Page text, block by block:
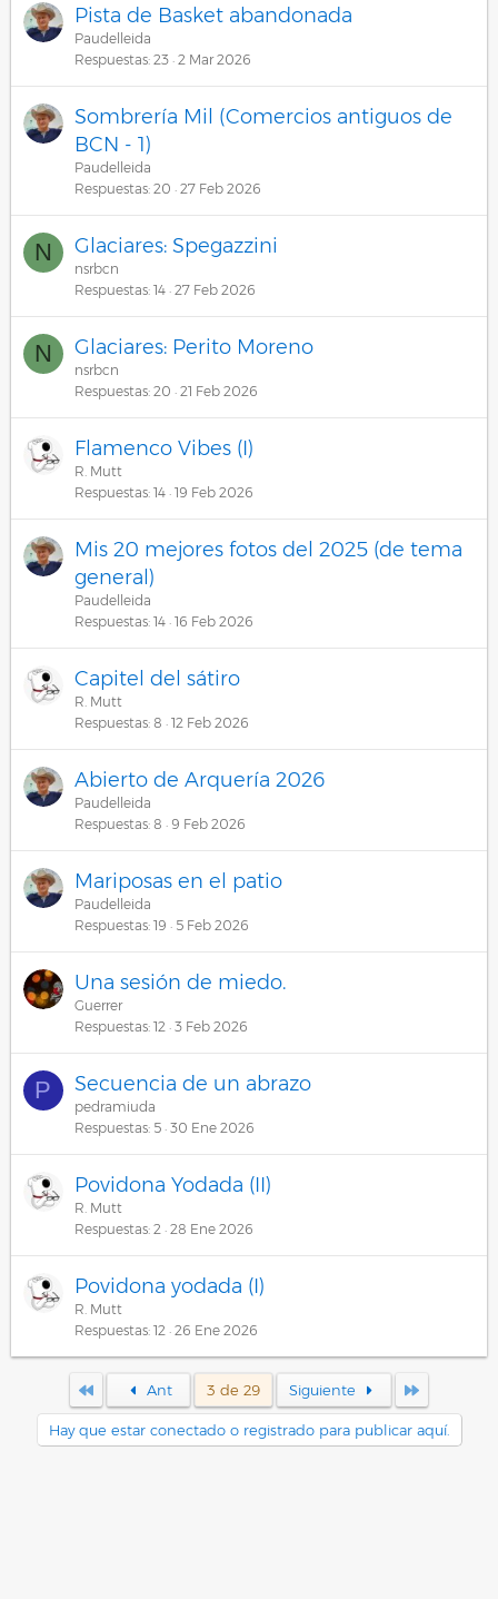
Pista de Basket abandonada
Paudelleida
Respuestas 23 2 Mar 2026
Sombrería Mil (Comercios antiguos de
BCN - 1)
Paudelleida
Respuestas 20 27 Feb 2026
N Glaciares: Spegazzini
nsrbcn
Respuestas 14 27 Feb 2026
N Glaciares: Perito Moreno
nsrbcn
Respuestas 20 21 Feb 2026
Flamenco Vibes (I)
R. Mutt
Respuestas 14 19 Feb 2026
Mis 20 mejores fotos del 2025 (de tema
general)
Paudelleida
Respuestas 14 16 Feb 2026
Capitel del sátiro
R. Mutt
Respuestas 8 12 Feb 2026
Abierto de Arquería 2026
Paudelleida
Respuestas 8 9 Feb 2026
Mariposas en el patio
Paudelleida
Respuestas 19 5 Feb 2026
Una sesión de miedo.
Guerrer
Respuestas 12 3 Feb 2026
P Secuencia de un abrazo
pedramiuda
Respuestas 5 30 Ene 2026
Povidona Yodada (II)
R. Mutt
Respuestas 2 28 Ene 2026
Povidona yodada (I)
R. Mutt
Respuestas 12 26 Ene 2026
PrimeroAnt 3 de 29 Siguiente
Hay que estar conectado o registrado para publicar aquí.